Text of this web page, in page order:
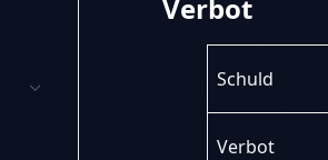
Verbot
Schuld
Verbot